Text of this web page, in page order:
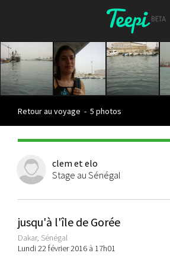
Retour au voyage - 5 photos
clem et elo
Stage au Sénégal
jusqu'à l'île de Gorée
Dakar, Sénégal
Lundi 22 février 2016 à 17h01